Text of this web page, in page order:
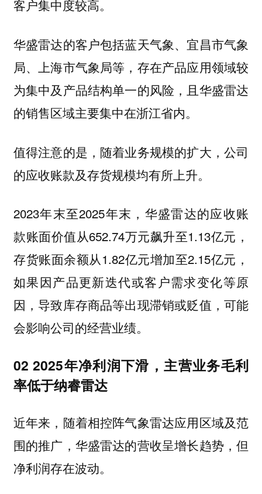
客户集中度较高。
华盛雷达的客户包括蓝天气象、宜昌市气象
局、上海市气象局等，存在产品应用领域较
为集中及产品结构单一的风险，且华盛雷达
的销售区域主要集中在浙江省内。
值得注意的是，随着业务规模的扩大， 公司
的应收账款及存货规模均有所上升。
2023年末至2025年末，华盛雷达的应收账
款账面价值从652.74万元飙升至1.13亿元，
存货账面余额从1.82亿元增加至2.15亿元，
如果因产品更新迭代或客户需求变化等原
因，导致库存商品等出现滞销或贬值，可能
会影响公司的经营业绩。
02 2025年净利润下滑，主营业务毛利
率低于纳睿雷达
近年来，随着相控阵气象雷达应用区域及范
围的推广，华盛雷达的营收呈增长趋势，但
净利润存在波动。